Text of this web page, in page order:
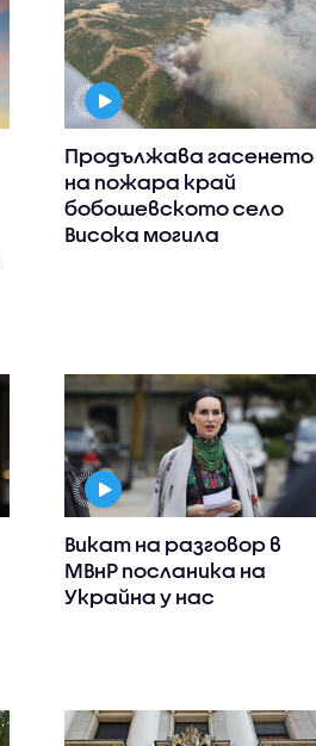
Продължава гасенето
на пожара край
бобошевското село
Висока могила
Викат на разговор в
МВнР посланика на
Украйна у нас